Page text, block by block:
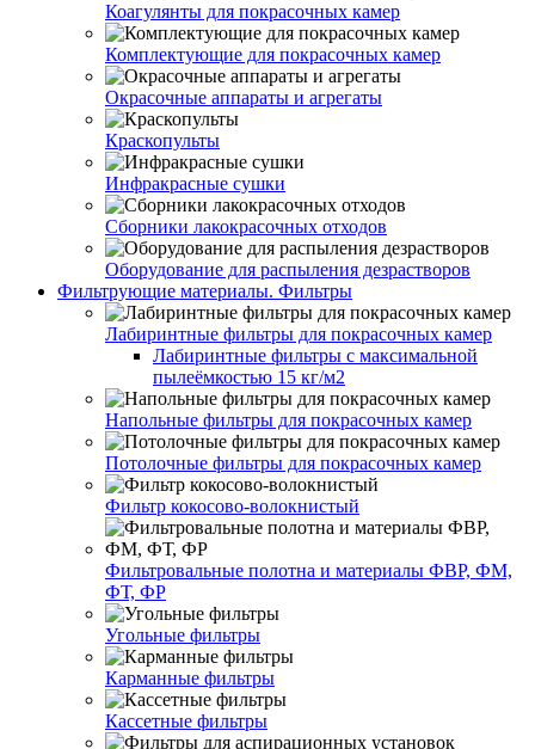
Коагулянты для покрасочных камер
Комплектующие для покрасочных камер
Окрасочные аппараты и агрегаты
Краскопульты
Инфракрасные сушки
Сборники лакокрасочных отходов
Оборудование для распыления дезрастворов
Фильтрующие материалы. Фильтры
Лабиринтные фильтры для покрасочных камер
Лабиринтные фильтры с максимальной
пылеёмкостью 15 кг/м2
Напольные фильтры для покрасочных камер
Потолочные фильтры для покрасочных камер
Фильтр кокосово-волокнистый
Фильтровальные полотна и материалы ФВР, ФМ,
ФТ, ФР
Угольные фильтры
Карманные фильтры
Кассетные фильтры